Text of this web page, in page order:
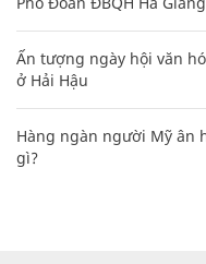
Ấn tượng ngày hội văn
ở Hải Hậu
Hàng ngàn người Mỹ ân
gì?